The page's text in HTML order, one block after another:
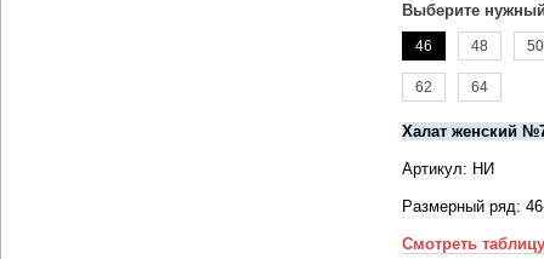
Выберите
46 48 50
62 64
Халат женский
Артикул: НИ
Размерный ряд:
Смотреть